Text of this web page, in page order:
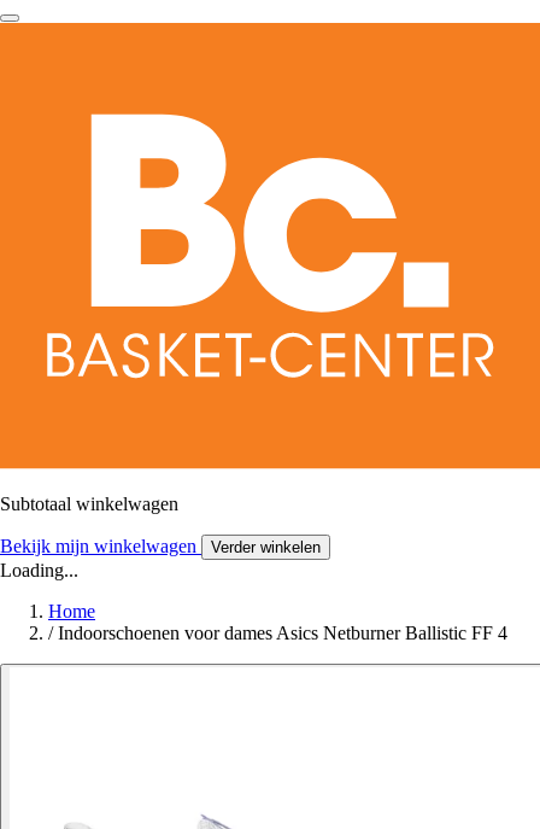
Subtotaal winkelwagen
Bekijk mijn winkelwagen Verder winkelen
Loading...
Home
/ Indoorschoenen voor dames Asics Netburner Ballistic FF 4